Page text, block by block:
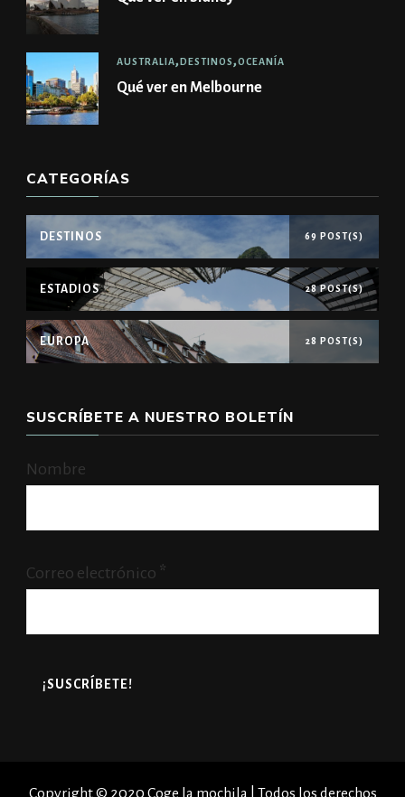
AUSTRALIA DESTINOS OCEANÍA
Qué ver en Melbourne
CATEGORÍAS
DESTINOS 69 POST(S)
ESTADIOS 28 POST(S)
EUROPA 28 POST(S)
SUSCRÍBETE A NUESTRO BOLETÍN
Nombre
Correo electrónico *
Copyright © 2020 Coge la mochila | Todos los derechos